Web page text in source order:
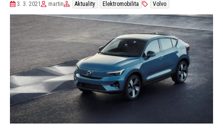
3. 3. 2021 martin Aktuality Elektromobilita Volvo